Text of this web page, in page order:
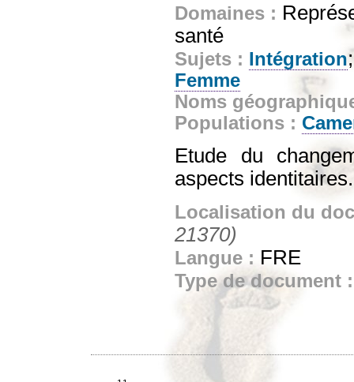
Domaines :
santé
Sujets : Intégration
Femme
Noms
Populations :
Etude du
aspects identitaires.
Localisation du
21370)
Langue : FRE
Type de document